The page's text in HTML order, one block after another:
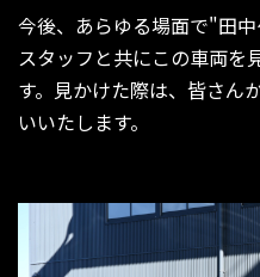
今後、あらゆる場面で"田
スタッフと共にこの車両を
す。見かけた際は、皆さん
いいたします。